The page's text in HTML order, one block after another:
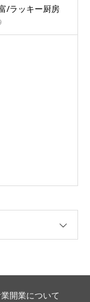
/ラッキー厨房
開業について